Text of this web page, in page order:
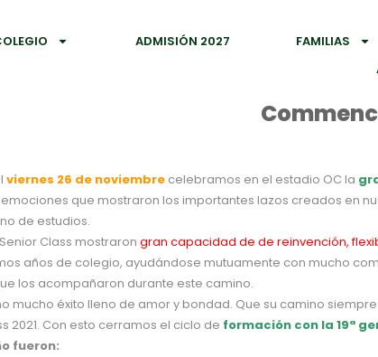
ADMISIÓN 2027 FAMILIAS
viernes 26 de noviembre celebramos en el estadio OC la
que mostraron los importantes lazos creados en
de estudios.
Class mostraron gran capacidad de de reinvención,
años de colegio, ayudándose mutuamente con mucho
los acompañaron durante este camino.
mucho éxito lleno de amor y bondad. Que su camino
2021. Con esto cerramos el ciclo de formación con la 19ª
fueron: